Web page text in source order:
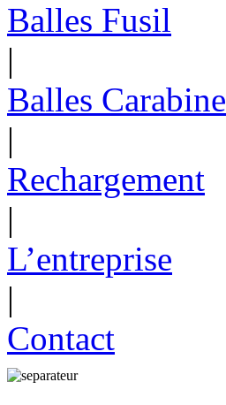
Balles Fusil
|
Balles Carabine
|
Rechargement
|
L’entreprise
|
Contact